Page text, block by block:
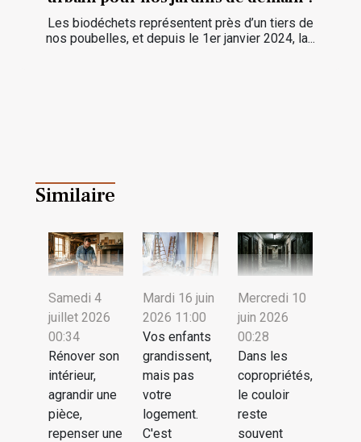
Les biodéchets représentent près d’un tiers de
nos poubelles, et depuis le 1er janvier 2024, la...
Similaire
Samedi 4
juillet 2026
00:34
Rénover son
intérieur,
agrandir une
pièce,
repenser une
Mardi 16 juin
2026 11:00
Vos enfants
grandissent,
mais pas
votre
logement.
C'est
Mercredi 10
juin 2026
00:28
Dans les
copropriétés,
le couloir
reste
souvent